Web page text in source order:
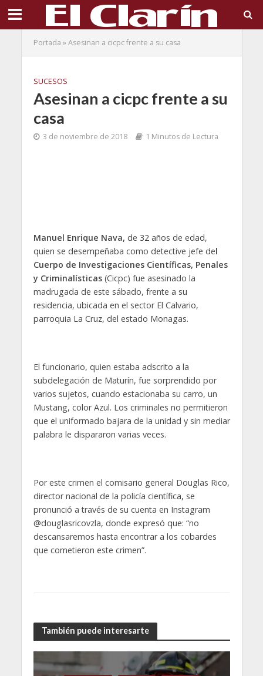
Portada »Asesinan a cicpc frente a su casa
SUCESOS
Asesinan a cicpc frente a su
casa
3 de noviembre de 2018 1 Minutos de Lectura
Manuel Enrique Nava, de 32 años de edad,
quien se desempeñaba como detective jefe del
Cuerpo de Investigaciones Científicas, Penales
y Criminalísticas(Cicpc) fue asesinado la
madrugada de este sábado, frente a su
residencia, ubicada en el sector El Calvario,
parroquia La Cruz, del estado Monagas.
El funcionario, quien estaba adscrito a la
subdelegación de Maturín, fue sorprendido por
varios sujetos, cuando estacionaba su carro, un
Mustang, color Azul. Los criminales no permitieron
que el uniformado bajara de la unidad y sin mediar
palabra le dispararon varias veces.
Por este crimen el comisario general Douglas Rico,
director nacional de la policía científica, se
pronunció a través de su cuenta en Instagram
@douglasricovzla, donde expresó que: “no
descansaremos hasta encontrar a los cobardes
que cometieron este crimen”.
También puede interesarte